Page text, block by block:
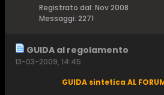
Registrato dal: Nov 2008
Messaggi: 2271
GUIDA al regolamento
13-03-2009, 14:45
GUIDA sintetica AL